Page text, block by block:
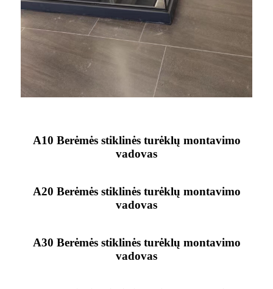
A10 Berėmės stiklinės turėklų montavimo
vadovas
A20 Berėmės stiklinės turėklų montavimo
vadovas
A30 Berėmės stiklinės turėklų montavimo
vadovas